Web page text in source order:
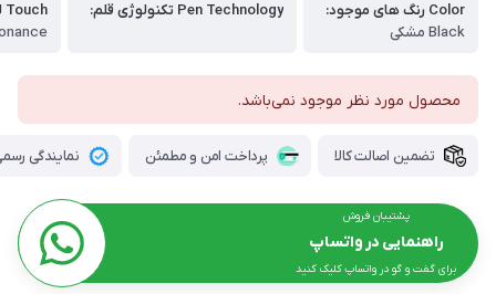
Color رنگ های موجود:
Black مشکی
Pen Technology تکنولوژی قلم:
Touch لمس:
محصول مورد نظر موجود نمی‌باشد.
تضمین اصالت کالا پرداخت امن و مطمئن نمایندگی
پشتیبان فروش
راهنمایی در واتساپ
برای گفت و گو در واتساپ کلیک کنید